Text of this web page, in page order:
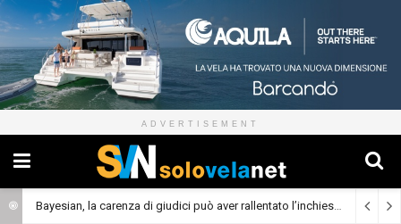
ADVERTISEMENT
Bayesian, la carenza di giudici può aver rallentato l’inchiesta (Cronaca)